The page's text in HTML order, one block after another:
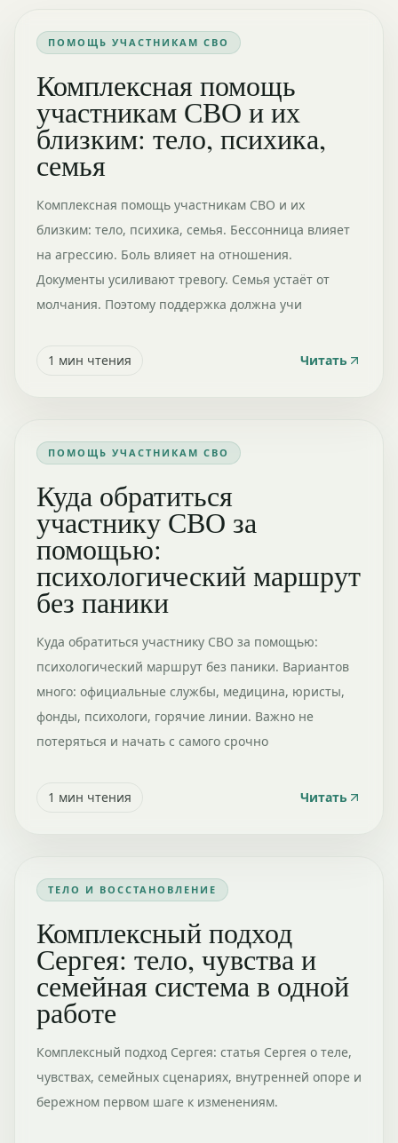
ПОМОЩЬ УЧАСТНИКАМ СВО
Комплексная помощь
участникам СВО и их
близким: тело, психика,
семья
Комплексная помощь участникам СВО и их
близким: тело, психика, семья. Бессонница влияет
на агрессию. Боль влияет на отношения.
Документы усиливают тревогу. Семья устаёт от
молчания. Поэтому поддержка должна учи
1 мин чтения Читать
ПОМОЩЬ УЧАСТНИКАМ СВО
Куда обратиться
участнику СВО за
помощью:
психологический маршрут
без паники
Куда обратиться участнику СВО за помощью:
психологический маршрут без паники. Вариантов
много: официальные службы, медицина, юристы,
фонды, психологи, горячие линии. Важно не
потеряться и начать с самого срочно
1 мин чтения Читать
ТЕЛО И ВОССТАНОВЛЕНИЕ
Комплексный подход
Сергея: тело, чувства и
семейная система в одной
работе
Комплексный подход Сергея: статья Сергея о теле,
чувствах, семейных сценариях, внутренней опоре и
бережном первом шаге к изменениям.